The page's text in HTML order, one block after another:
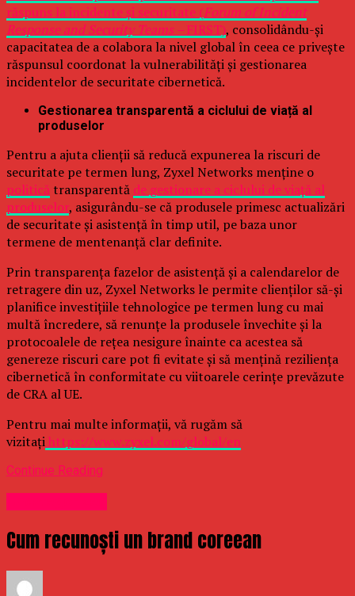
răspuns la incidente și securitate (Forum of Incident
Response and Security Teams –FIRST), consolidându-și
capacitatea de a colabora la nivel global în ceea ce privește
răspunsul coordonat la vulnerabilități și gestionarea
incidentelor de securitate cibernetică.
Gestionarea transparentă a ciclului de viață al
produselor
Pentru a ajuta clienții să reducă expunerea la riscuri de
securitate pe termen lung, Zyxel Networks menține o
politică transparentă de gestionare a ciclului de viață al
produselor, asigurându-se că produsele primesc actualizări
de securitate și asistență în timp util, pe baza unor
termene de mentenanță clar definite.
Prin transparența fazelor de asistență și a calendarelor de
retragere din uz, Zyxel Networks le permite clienților să-și
planifice investițiile tehnologice pe termen lung cu mai
multă încredere, să renunțe la produsele învechite și la
protocoalele de rețea nesigure înainte ca acestea să
genereze riscuri care pot fi evitate și să mențină reziliența
cibernetică în conformitate cu viitoarele cerințe prevăzute
de CRA al UE.
Pentru mai multe informații, vă rugăm să
vizitațihttps://www.zyxel.com/global/en
Continue Reading
Cum recunoști un brand coreean